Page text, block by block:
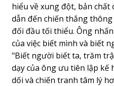
hiểu về xung đột, bản
dẫn đến chiến thắng
đối đầu tối thiểu. Ông
của việc biết mình và biết
"Biết người biết ta, trăm
dạy của ông ưu tiên lập kế
dối và chiến tranh tâm lý